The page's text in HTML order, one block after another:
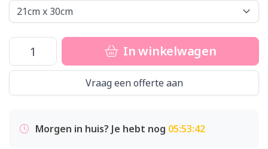
In winkelwagen
Vraag een offerte aan
Morgen in huis? Je hebt nog 05:53:41